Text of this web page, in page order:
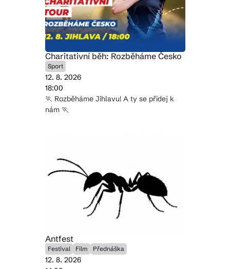
Charitativní běh: Rozběháme Česko
Sport
12. 8. 2026
18:00
🏃 Rozběháme Jihlavu! A ty se přidej k
nám 🏃
Antfest
Festival Film Přednáška
12. 8. 2026